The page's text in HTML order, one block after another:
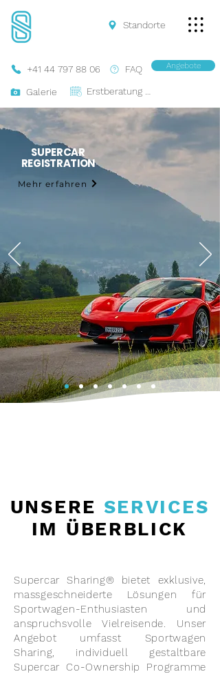
FAQ
+41 44 797 88 06
Galerie
Angebote
Standorte
SUPERCAR
REGISTRATION
Mehr erfahren
UNSERE SERVICES
IM ÜBERBLICK
Supercar Sharing® bietet exklusive,
massgeschneiderte Lösungen für
Sportwagen-Enthusiasten und
anspruchsvolle Vielreisende. Unser
Angebot umfasst Sportwagen
Sharing, individuell gestaltbare
Supercar Co-Ownership Programme